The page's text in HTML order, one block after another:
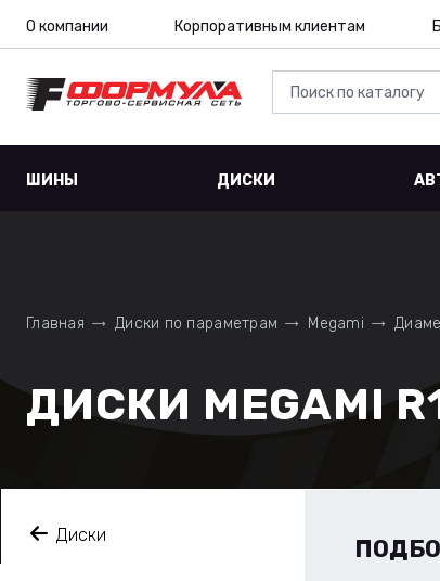
О компании Корпоративным клиентам
ШИНЫ ДИСКИ
Главная Диски по параметрам Megami
ДИСКИ MEGAMI
Диски